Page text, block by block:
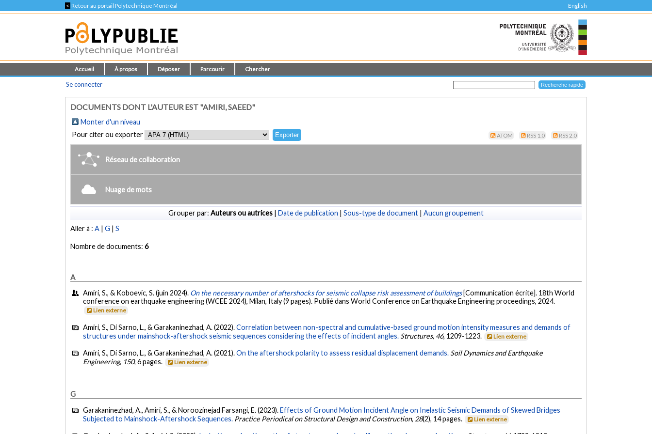
< Retour au portail Polytechnique Montréal English
Accueil À propos Déposer Parcourir Chercher
Se connecter
DOCUMENTS DONT L'AUTEUR EST "AMIRI, SAEED"
Monter d'un niveau
Pour citer ou exporter
ATOM RSS 1.0 RSS 2.0
Réseau de collaboration
Nuage de mots
Grouper par: Auteurs ou autrices | Date de publication | Sous-type de document | Aucun groupement
Aller à :A |G |S
Nombre de documents:6
A
Amiri, S., & Koboevic, S. (juin 2024). On the necessary number of aftershocks for seismic collapse risk assessment of buildings [Communication écrite]. 18th World
conference on earthquake engineering (WCEE 2024), Milan, Italy (9 pages). Publié dans World Conference on Earthquake Engineering proceedings, 2024.
Lien externe
Amiri, S., Di Sarno, L., & Garakaninezhad, A. (2022).Correlation between non-spectral and cumulative-based ground motion intensity measures and demands of
structures under mainshock-aftershock seismic sequences considering the effects of incident angles. Structures, 46, 1209-1223. Lien externe
Amiri, S., Di Sarno, L., & Garakaninezhad, A. (2021).On the aftershock polarity to assess residual displacement demands. Soil Dynamics and Earthquake
Engineering, 150, 6 pages. Lien externe
G
Garakaninezhad, A., Amiri, S., & Noroozinejad Farsangi, E. (2023).Effects of Ground Motion Incident Angle on Inelastic Seismic Demands of Skewed Bridges
Subjected to Mainshock-Aftershock Sequences. Practice Periodical on Structural Design and Construction, 28(2), 14 pages. Lien externe